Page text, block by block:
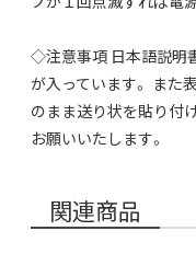
◇注意事項 日本語説明
が入っています。 また
のまま送り状を貼り付
お願いいたします。
関連商品